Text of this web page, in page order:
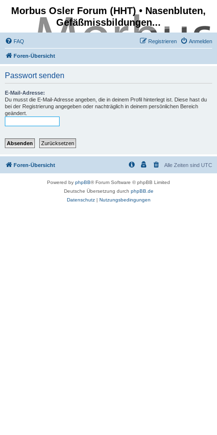
Morbus Osler Forum (HHT) • Nasenbluten,
Gefäßmissbildungen...
FAQ Anmelden
Registrieren
Foren-Übersicht
Passwort senden
E-Mail-Adresse:
Du musst die E-Mail-Adresse angeben, die in deinem Profil hinterlegt ist. Diese hast du
bei der Registrierung angegeben oder nachträglich in deinem persönlichen Bereich
geändert.
Foren-Übersicht Alle Zeiten sind UTC
Powered by phpBB® Forum Software © phpBB Limited
Deutsche Übersetzung durch phpBB.de
Datenschutz| Nutzungsbedingungen